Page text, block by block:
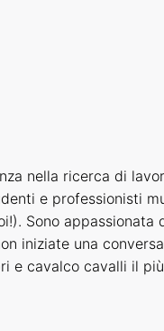
nella ricerca di
e professionisti
Sono appassionata
iniziate una
e cavalco cavalli il